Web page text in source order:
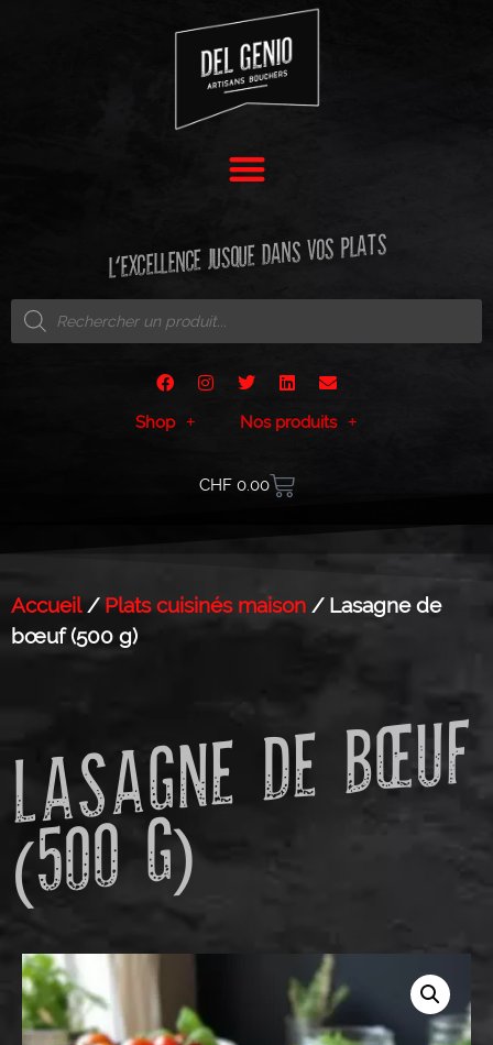
L'EXCELLENCE JUSQUE DANS VOS PLATS
Shop Nos produits
CHF0.00
Accueil/ Plats cuisinés maison / Lasagne de
bœuf (500 g)
L
A
S
A
G
N
E
D
E
B
Œ
U
F
(
5
0
0
G)